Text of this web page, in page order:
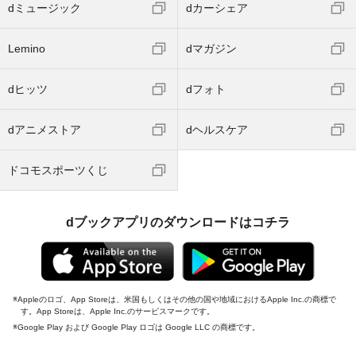
dミュージック dカーシェア
Lemino dマガジン
dヒッツ dフォト
dアニメストア dヘルスケア
ドコモスポーツくじ
dブックアプリのダウンロードはコチラ
Appleのロゴ、App Storeは、米国もしくはその他の国や地域におけるApple Inc.の商標で
す。App Storeは、Apple Inc.のサービスマークです。
Google Play および Google Play ロゴは Google LLC の商標です。